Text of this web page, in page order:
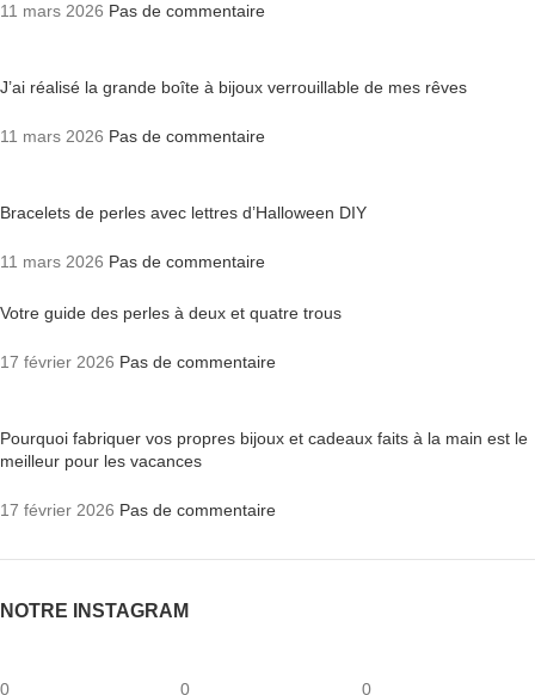
11 mars 2026 Pas de commentaire
J’ai réalisé la grande boîte à bijoux verrouillable de mes rêves
11 mars 2026 Pas de commentaire
Bracelets de perles avec lettres d’Halloween DIY
11 mars 2026 Pas de commentaire
Votre guide des perles à deux et quatre trous
17 février 2026 Pas de commentaire
Pourquoi fabriquer vos propres bijoux et cadeaux faits à la main est le
meilleur pour les vacances
17 février 2026 Pas de commentaire
NOTRE INSTAGRAM
0 0 0